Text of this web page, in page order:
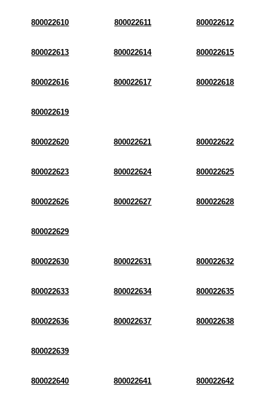
800022610 800022611 800022612
800022613 800022614 800022615
800022616 800022617 800022618
800022619
800022620 800022621 800022622
800022623 800022624 800022625
800022626 800022627 800022628
800022629
800022630 800022631 800022632
800022633 800022634 800022635
800022636 800022637 800022638
800022639
800022640 800022641 800022642